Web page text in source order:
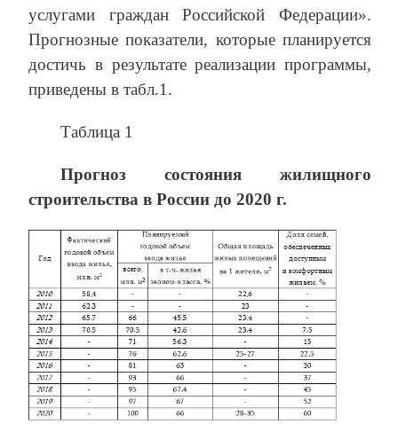
услугами граждан Российской Федерации».
Прогнозные показатели, которые планируется
достичь в результате реализации программы,
приведены в табл.1.
Таблица 1
Прогноз состояния жилищного
строительства в России до 2020 г.